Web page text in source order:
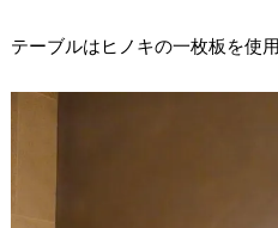
テーブルはヒノキの一枚板を使